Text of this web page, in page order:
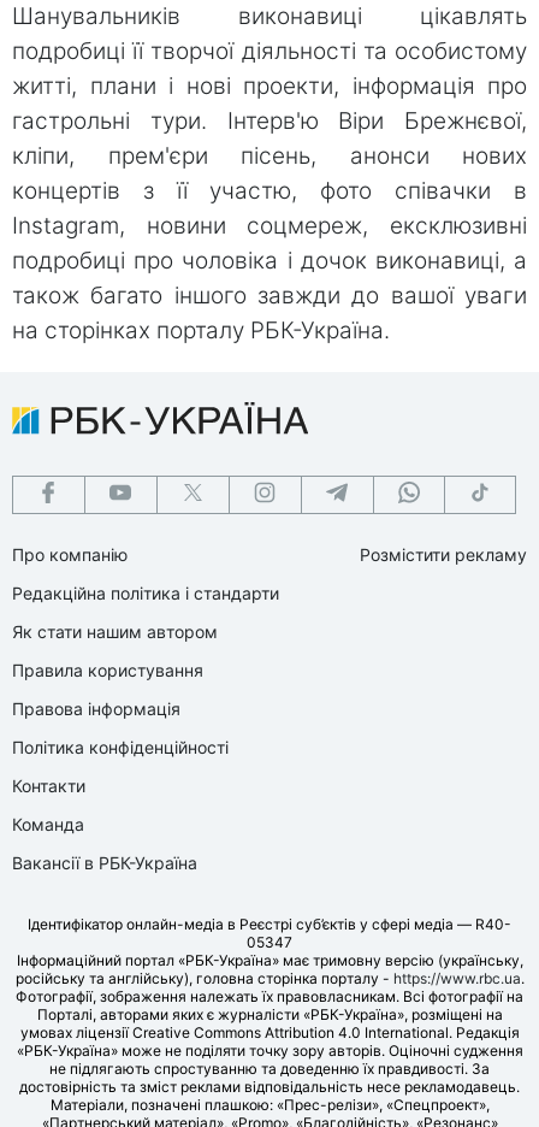
Шанувальників виконавиці цікавлять
подробиці її творчої діяльності та особистому
житті, плани і нові проекти, інформація про
гастрольні тури. Інтерв'ю Віри Брежнєвої,
кліпи, прем'єри пісень, анонси нових
концертів з її участю, фото співачки в
Instagram, новини соцмереж, ексклюзивні
подробиці про чоловіка і дочок виконавиці, а
також багато іншого завжди до вашої уваги
на сторінках порталу РБК-Україна.
Про компанію
Редакційна політика і стандарти
Як стати нашим автором
Правила користування
Правова інформація
Політика конфіденційності
Контакти
Команда
Вакансії в РБК-Україна
Розмістити рекламу
Ідентифікатор онлайн-медіа в Реєстрі суб’єктів у сфері медіа — R40-
05347
Інформаційний портал «РБК-Україна» має тримовну версію (українську,
російську та англійську), головна сторінка порталу - https://www.rbc.ua.
Фотографії, зображення належать їх правовласникам. Всі фотографії на
Порталі, авторами яких є журналісти «РБК-Україна», розміщені на
умовах ліцензії Creative Commons Attribution 4.0 International. Редакція
«РБК-Україна» може не поділяти точку зору авторів. Оціночні судження
не підлягають спростуванню та доведенню їх правдивості. За
достовірність та зміст реклами відповідальність несе рекламодавець.
Матеріали, позначені плашкою: «Прес-релізи», «Спецпроект»,
«Партнерський матеріал», «Promo», «Благодійність», «Резонанс»